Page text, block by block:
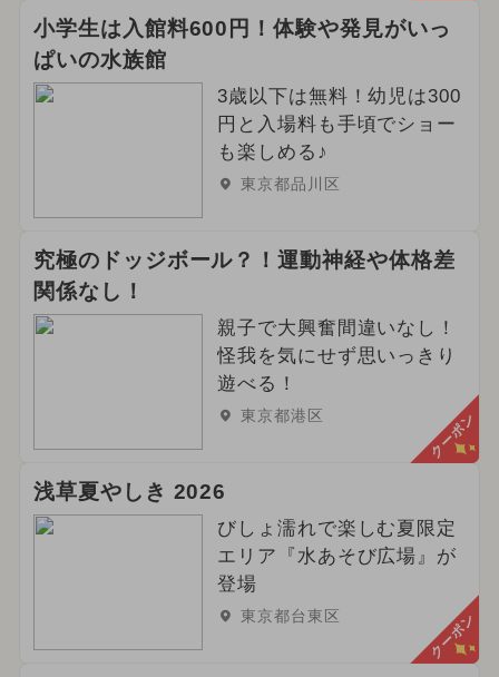
小学生は入館料600円！体験や発見がいっ
ぱいの水族館
3歳以下は無料！幼児は300
円と入場料も手頃でショー
も楽しめる♪
東京都品川区
究極のドッジボール？！運動神経や体格差
関係なし！
親子で大興奮間違いなし！
怪我を気にせず思いっきり
遊べる！
東京都港区 クーポン
浅草夏やしき 2026
びしょ濡れで楽しむ夏限定
エリア『水あそび広場』が
登場
東京都台東区 クーポン